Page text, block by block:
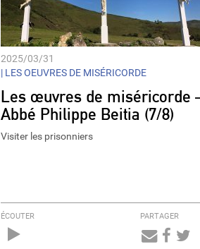
2025/03/31
| LES OEUVRES DE MISÉRICORDE
Les œuvres de miséricorde
Abbé Philippe Beitia (7/8)
Visiter les prisonniers
ÉCOUTER PARTAGER